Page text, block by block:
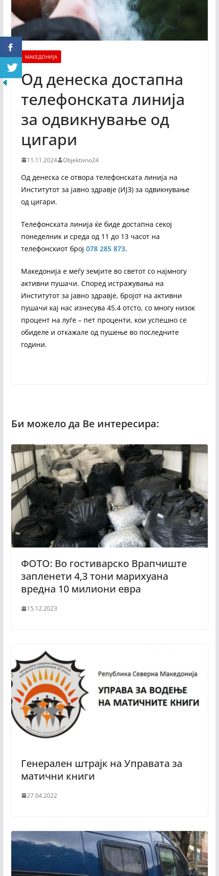
МАКЕДОНИЈА
Од денеска достапна
телефонската линија
за одвикнување од
цигари
11.11.2024 Objektivno24
Од денеска се отвора телефонската линија на
Институтот за јавно здравје (ИЈЗ) за одвикнување
од цигари.
Телефонската линија ќе биде достапна секој
понеделник и среда од 11 до 13 часот на
телефонскиот број 078 285 873.
Македонија е меѓу земјите во светот со најмногу
активни пушачи. Според истражувања на
Институтот за јавно здравје, бројот на активни
пушачи кај нас изнесува 45.4 отсто, со многу низок
процент на луѓе – пет проценти, кои успешно се
обиделе и откажале од пушење во последните
години.
ФОТО: Во гостиварско Врапчиште
запленети 4,3 тони марихуана
вредна 10 милиони евра
15.12.2023
Генерален штрајк на Управата за
матични книги
27.04.2022